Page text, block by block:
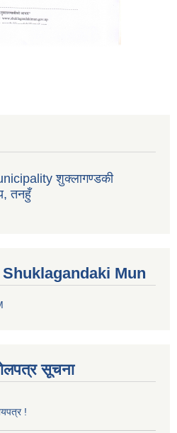
शुक्लागण्डकी
तनहुँ
Mun
सूचना
!